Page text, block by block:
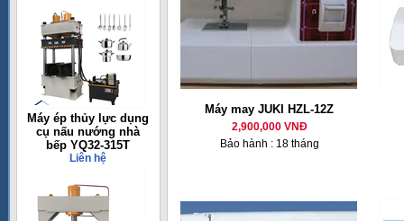
Máy ép thủy lực dụng
cụ nấu nướng nhà
bếp YQ32-315T
Liên hệ
Máy may JUKI HZL-12Z
2,900,000 VNĐ
Bảo hành : 18 tháng